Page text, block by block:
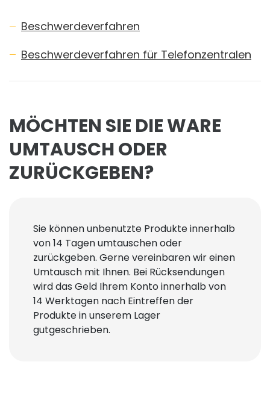
Beschwerdeverfahren
Beschwerdeverfahren für Telefonzentralen
MÖCHTEN SIE DIE WARE
UMTAUSCH ODER
ZURÜCKGEBEN?
Sie können unbenutzte Produkte innerhalb
von 14 Tagen umtauschen oder
zurückgeben. Gerne vereinbaren wir einen
Umtausch mit Ihnen. Bei Rücksendungen
wird das Geld Ihrem Konto innerhalb von
14 Werktagen nach Eintreffen der
Produkte in unserem Lager
gutgeschrieben.